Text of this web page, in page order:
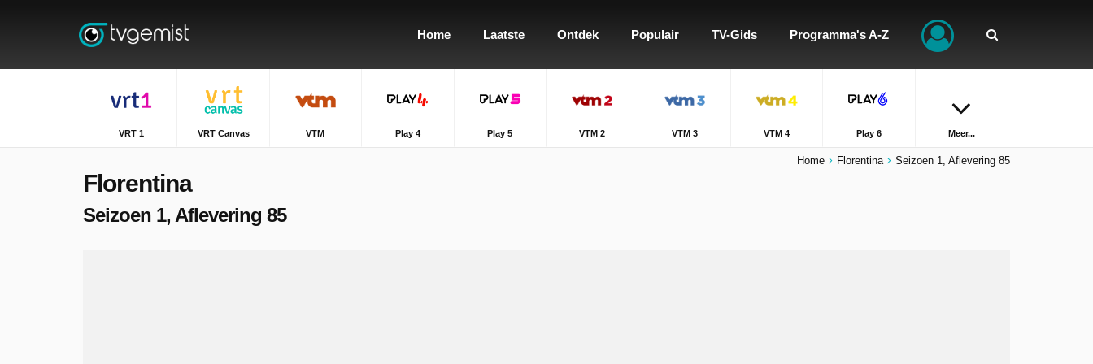
Home Laatste Ontdek Populair TV-Gids Programma's A-Z
VRT 1 VRT Canvas VTM Play 4 Play 5 VTM 2 VTM 3 VTM 4 Play 6 Meer...
Home Florentina Seizoen 1, Aflevering 85
Florentina
Seizoen 1, Aflevering 85